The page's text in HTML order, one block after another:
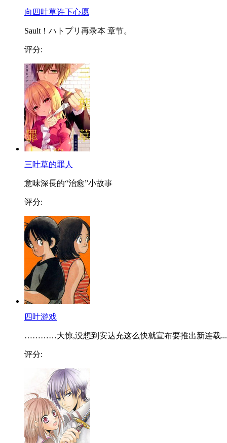
向四叶草许下心愿
Sault！ハトプリ再录本 章节。
评分:
三叶草的罪人
意味深長的“治愈”小故事
评分:
四叶游戏
…………大惊,没想到安达充这么快就宣布要推出新连载...
评分: